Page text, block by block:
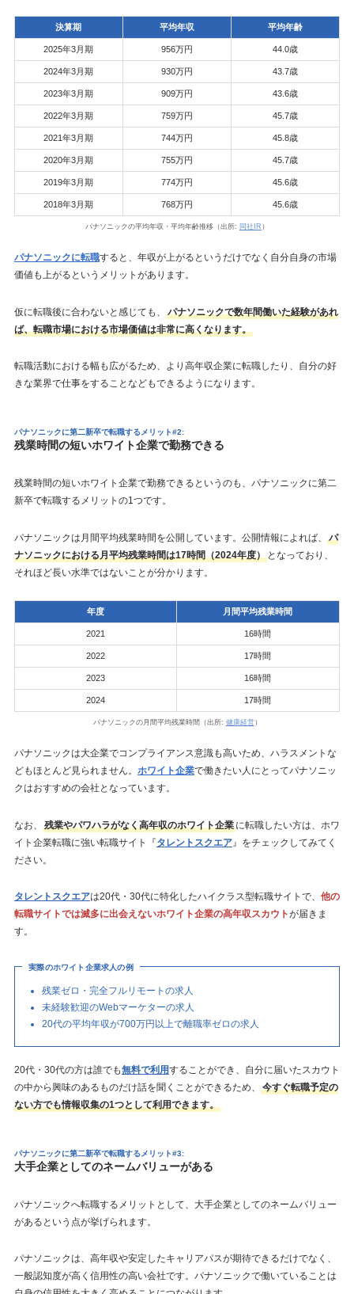
決算期 平均年収 平均年齢
2025年3月期 956万円 44.0歳
2024年3月期 930万円 43.7歳
2023年3月期 909万円 43.6歳
2022年3月期 759万円 45.7歳
2021年3月期 744万円 45.8歳
2020年3月期 755万円 45.7歳
2019年3月期 774万円 45.6歳
2018年3月期 768万円 45.6歳
パナソニックの平均年収・平均年齢推移（出所: 同社IR ）
パナソニックに転職すると、年収が上がるというだけでなく自分自身の市場
価値も上がるというメリットがあります。
仮に転職後に合わないと感じても、
パナソニックで数年間働いた経験があれ
ば、転職市場における市場価値は非常に高くなります。
転職活動における幅も広がるため、より高年収企業に転職したり、自分の好
きな業界で仕事をすることなどもできるようになります。
パナソニックに第二新卒で転職するメリット#2:
残業時間の短いホワイト企業で勤務できる
残業時間の短いホワイト企業で勤務できるというのも、パナソニックに第二
新卒で転職するメリットの1つです。
パナソニックは月間平均残業時間を公開しています。公開情報によれば、
パ
ナソニックにおける月平均残業時間は17時間（2024年度）
となっており、
それほど長い水準ではないことが分かります。
年度 月間平均残業時間
2021 16時間
2022 17時間
2023 16時間
2024 17時間
パナソニックの月間平均残業時間（出所: 健康経営）
パナソニックは大企業でコンプライアンス意識も高いため、ハラスメントな
どもほとんど見られません。 ホワイト企業で働きたい人にとってパナソニッ
クはおすすめの会社となっています。
なお、 残業やパワハラがなく高年収のホワイト企業 に転職したい方は、ホワ
イト企業転職に強い転職サイト『タレントスクエア』をチェックしてみてく
ださい。
タレントスクエアは20代・30代に特化したハイクラス型転職サイトで、 他の
転職サイトでは滅多に出会えないホワイト企業の高年収スカウトが届きま
す。
実際のホワイト企業求人の例
残業ゼロ・完全フルリモートの求人
未経験歓迎のWebマーケターの求人
20代の平均年収が700万円以上で離職率ゼロの求人
20代・30代の方は誰でも無料で利用することができ、自分に届いたスカウト
の中から興味のあるものだけ話を聞くことができるため、
今すぐ転職予定の
ない方でも情報収集の1つとして利用できます。
パナソニックに第二新卒で転職するメリット#3:
大手企業としてのネームバリューがある
パナソニックへ転職するメリットとして、大手企業としてのネームバリュー
があるという点が挙げられます。
パナソニックは、高年収や安定したキャリアパスが期待できるだけでなく、
一般認知度が高く信用性の高い会社です。パナソニックで働いていることは